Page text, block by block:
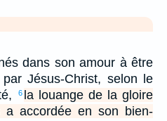
dans son amour à être
Jésus-Christ, selon le
6 la louange de la gloire
accordée en son bien-